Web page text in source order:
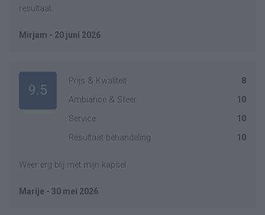
resultaat.
Mirjam - 20 juni 2026
9.5
Prijs & Kwaliteit
8
Ambiance & Sfeer
10
Service
10
Resultaat behandeling
10
Weer erg blij met mijn kapsel.
Marije - 30 mei 2026